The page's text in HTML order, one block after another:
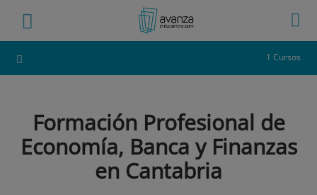
1 Cursos
Formación Profesional de
Economía, Banca y Finanzas
en Cantabria